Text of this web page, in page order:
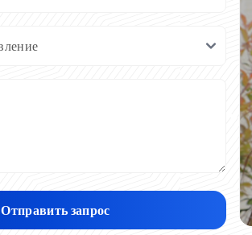
Отправить запрос